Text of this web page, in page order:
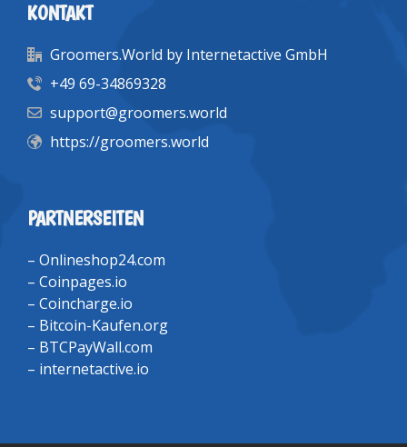
KONTAKT
Groomers.World by Internetactive GmbH
+49 69-34869328
support@groomers.world
https://groomers.world
PARTNERSEITEN
– Onlineshop24.com
– Coinpages.io
– Coincharge.io
– Bitcoin-Kaufen.org
– BTCPayWall.com
– internetactive.io